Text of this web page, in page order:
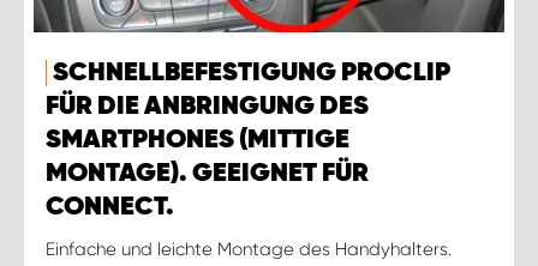
SCHNELLBEFESTIGUNG PROCLIP
FÜR DIE ANBRINGUNG DES
SMARTPHONES (MITTIGE
MONTAGE). GEEIGNET FÜR
CONNECT.
Einfache und leichte Montage des Handyhalters.